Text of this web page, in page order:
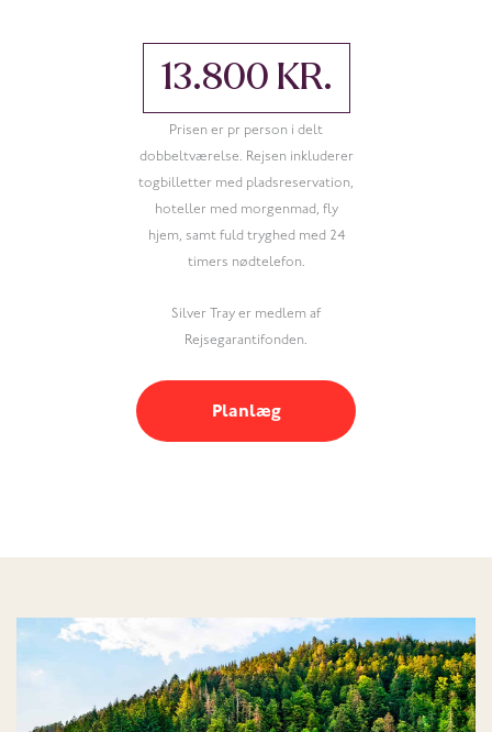
13.800 KR.
Prisen er pr person i delt
dobbeltværelse. Rejsen inkluderer
togbilletter med pladsreservation,
hoteller med morgenmad, fly
hjem, samt fuld tryghed med 24
timers nødtelefon.
Silver Tray er medlem af
Rejsegarantifonden.
Planlæg